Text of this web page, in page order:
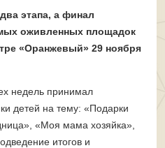
этапа, а финал
оживленных площадок
«Оранжевый» 29 ноября
недель принимал
детей на тему: «Подарки
«Моя мама хозяйка»,
итогов и